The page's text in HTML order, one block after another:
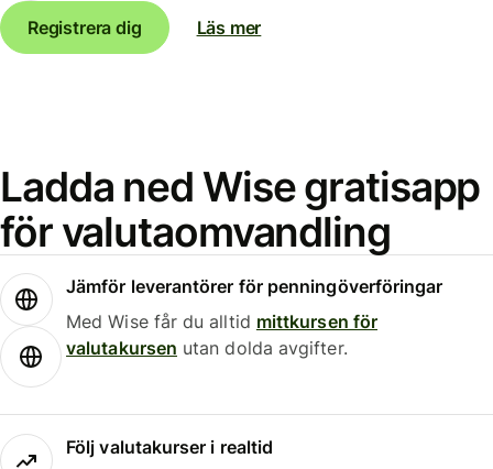
Registrera dig
Läs mer
Ladda ned Wise gratisapp
för valutaomvandling
Jämför leverantörer för penningöverföringar
Med Wise får du alltid mittkursen för
valutakursen utan dolda avgifter.
Följ valutakurser i realtid